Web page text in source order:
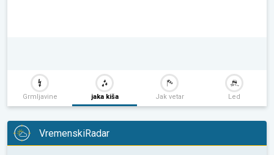
Grmljavine jaka kiša Jak vetar Led
VremenskiRadar